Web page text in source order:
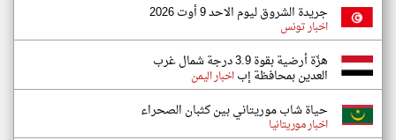
جريدة الشروق ليوم الاحد 9 أوت 2026
اخبار تونس
هزّة أرضية بقوة 3.9 درجة شمال غرب
العدين بمحافظة إباخبار اليمن
حياة شاب موريتاني بين كثبان الصحراء
اخبار موريتانيا